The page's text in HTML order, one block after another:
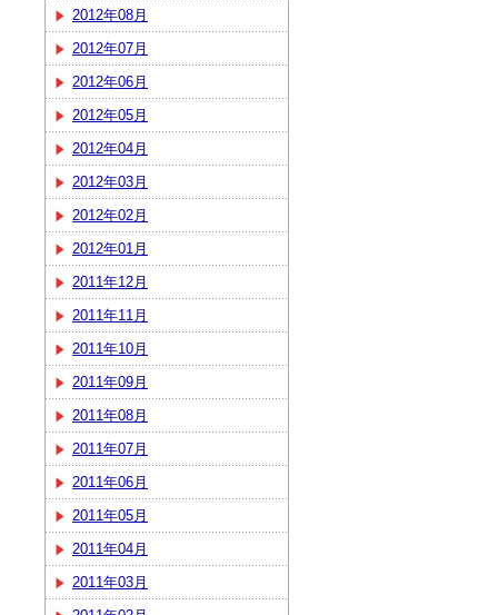
2012年08月
2012年07月
2012年06月
2012年05月
2012年04月
2012年03月
2012年02月
2012年01月
2011年12月
2011年11月
2011年10月
2011年09月
2011年08月
2011年07月
2011年06月
2011年05月
2011年04月
2011年03月